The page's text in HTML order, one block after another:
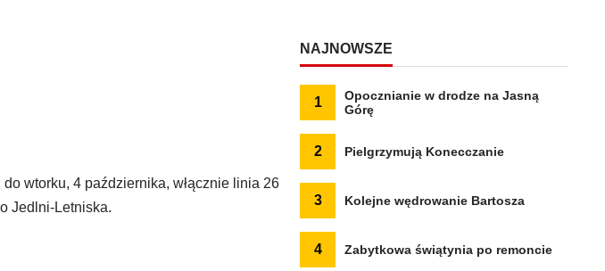
wtorku, 4 października, włącznie linia 26
Jedlni-Letniska.
NAJNOWSZE
1
Opocznianie w drodze na Jasną
Górę
2 Pielgrzymują Konecczanie
3 Kolejne wędrowanie Bartosza
4 Zabytkowa świątynia po remoncie